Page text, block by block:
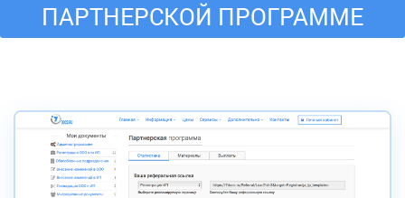
ПАРТНЕРСКОЙ ПРОГРАММЕ